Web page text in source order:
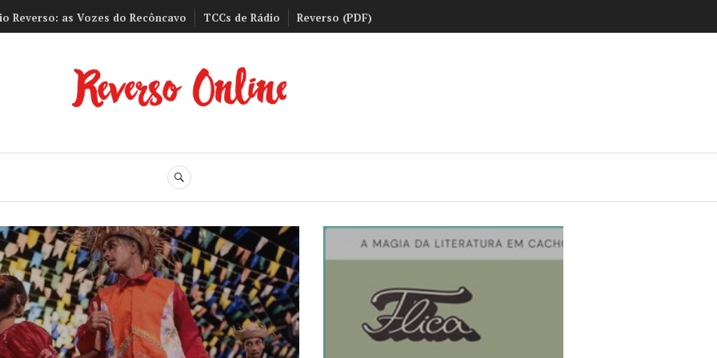
Reverso: as Vozes do Recôncavo TCCs de Rádio Reverso (PDF)
Reverso Online
BUSCA